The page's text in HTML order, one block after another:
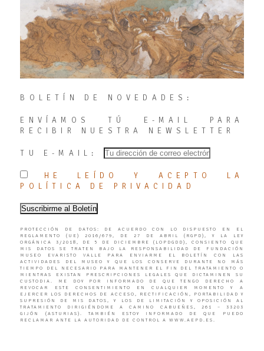
BOLETÍN DE NOVEDADES:
ENVÍAMOS TÚ E-MAIL PARA
RECIBIR NUESTRA NEWSLETTER
TU E-MAIL:
HE LEÍDO Y ACEPTO LA
POLÍTICA DE PRIVACIDAD
PROTECCIÓN DE DATOS: DE ACUERDO CON LO DISPUESTO EN EL
REGLAMENTO (UE) 2016/679, DE 27 DE ABRIL (RGPD), Y LA LEY
ORGÁNICA 3/2018, DE 5 DE DICIEMBRE (LOPDGDD), CONSIENTO QUE
MIS DATOS SE TRATEN BAJO LA RESPONSABILIDAD DE FUNDACIÓN
MUSEO EVARISTO VALLE PARA ENVIARME EL BOLETÍN CON LAS
ACTIVIDADES DEL MUSEO Y QUE LOS CONSERVE DURANTE NO MÁS
TIEMPO DEL NECESARIO PARA MANTENER EL FIN DEL TRATAMIENTO O
MIENTRAS EXISTAN PRESCRIPCIONES LEGALES QUE DICTAMINEN SU
CUSTODIA. ME DOY POR INFORMADO DE QUE TENGO DERECHO A
REVOCAR ESTE CONSENTIMIENTO EN CUALQUIER MOMENTO Y A
EJERCER LOS DERECHOS DE ACCESO, RECTIFICACIÓN, PORTABILIDAD Y
SUPRESIÓN DE MIS DATOS, Y LOS DE LIMITACIÓN Y OPOSICIÓN AL
TRATAMIENTO DIRIGIÉNDOME A CAMINO CABUEÑES, 261 – 33203
GIJÓN (ASTURIAS). TAMBIÉN ESTOY INFORMADO DE QUE PUEDO
RECLAMAR ANTE LA AUTORIDAD DE CONTROL A WWW.AEPD.ES.